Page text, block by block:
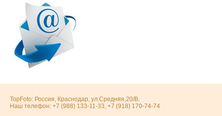
TopFoto: Россия, Краснодар, ул.Средняя,20/В.
Наш телефон: +7 (988) 133-11-33, +7 (918) 170-74-74